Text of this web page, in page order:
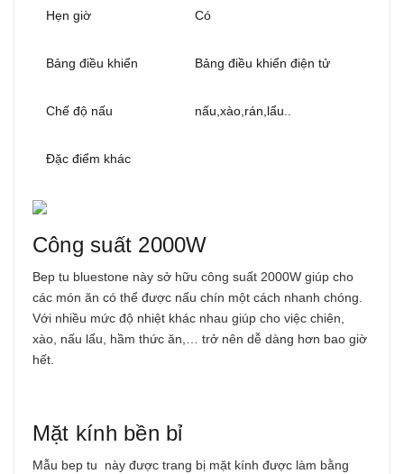
Hẹn giờ Có
Bảng điều khiển Bảng điều khiển điện tử
Chế độ nấu nấu,xào,rán,lẩu..
Đặc điểm khác
Công suất 2000W
Bep tu bluestone này sở hữu công suất 2000W giúp cho
các món ăn có thể được nấu chín một cách nhanh chóng.
Với nhiều mức độ nhiệt khác nhau giúp cho việc chiên,
xào, nấu lẩu, hầm thức ăn,… trở nên dễ dàng hơn bao giờ
hết.
Mặt kính bền bỉ
Mẫu bep tu này được trang bị mặt kính được làm bằng